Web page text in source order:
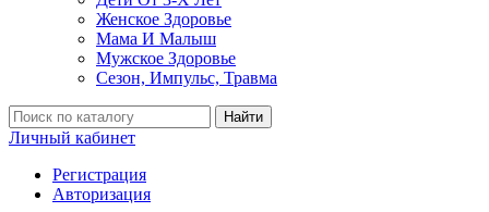
Женское Здоровье
Мама И Малыш
Мужское Здоровье
Сезон, Импульс, Травма
Найти
Личный кабинет
Регистрация
Авторизация